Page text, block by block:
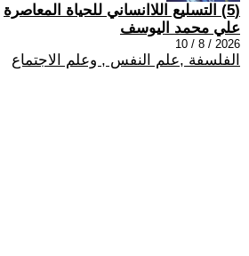
(5) التسليع اللاانساني للحياة المعاصرة
علي محمد اليوسف
2026 / 8 / 10
الفلسفة ,علم النفس , وعلم الاجتماع